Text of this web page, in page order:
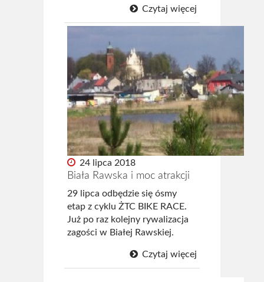
Czytaj więcej
24 lipca 2018
Biała Rawska i moc atrakcji
29 lipca odbędzie się ósmy
etap z cyklu ŻTC BIKE RACE.
Już po raz kolejny rywalizacja
zagości w Białej Rawskiej.
Czytaj więcej